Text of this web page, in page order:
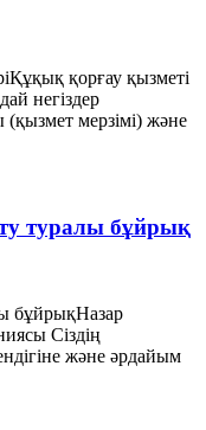
қорғау қызметі
негіздер
мерзімі) және
туралы бұйрық
бұйрықНазар
Сіздің
және әрдайым